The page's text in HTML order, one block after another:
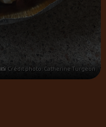
📸 Crédit photo : Catherine Turgeon